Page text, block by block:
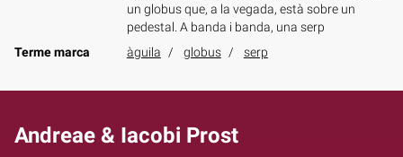
un globus que, a la vegada, està sobre un
pedestal. A banda i banda, una serp
Terme marca
àguila globus serp
Andreae & Iacobi Prost